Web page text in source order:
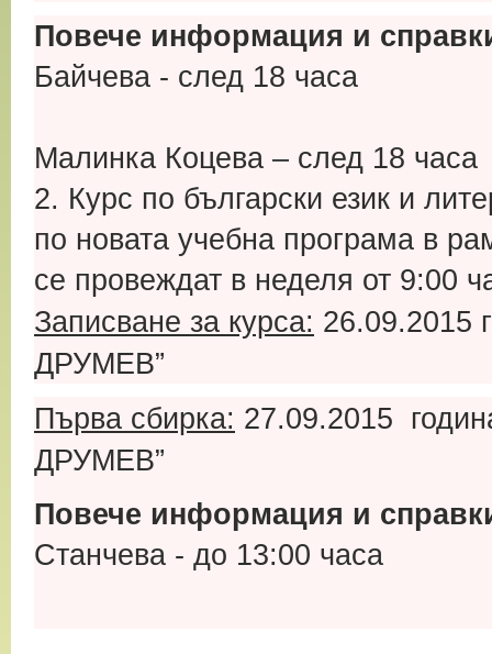
Повече информация и
Байчева - след 18 часа
Малинка Коцева – след 18 часа
2. Курс по български език и
по новата учебна програма в
се провеждат в неделя от 9:00
Записване за курса: 26.09.2015
ДРУМЕВ”
Първа сбирка: 27.09.2015
ДРУМЕВ”
Повече информация и
Станчева - до 13:00 часа